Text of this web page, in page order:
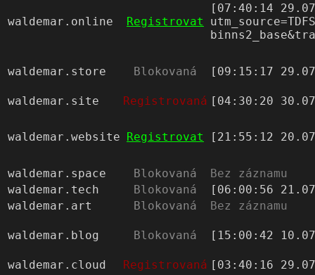
waldemar.online Registrovat
[07:40:14
waldemar.store Blokovaná [09:15:17
waldemar.site Registrovaná [04:30:20
waldemar.website Registrovat [21:55:12
waldemar.space Blokovaná
Bez záznamu
waldemar.tech
Blokovaná
[06:00:56
waldemar.art
Blokovaná Bez záznamu
waldemar.blog Blokovaná [15:00:42
waldemar.cloud Registrovaná [03:40:16